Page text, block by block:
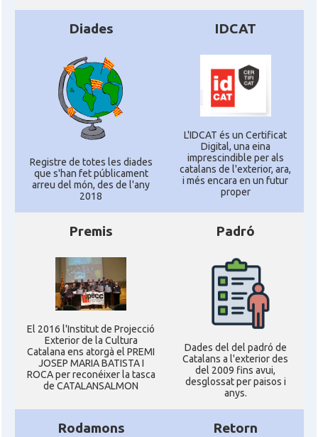
Diades
Registre de totes les diades
que s'han fet públicament
arreu del món, des de l'any
2018
IDCAT
L'IDCAT és un Certificat
Digital, una eina
imprescindible per als
catalans de l'exterior, ara,
i més encara en un futur
proper
Premis
El 2016 l'Institut de Projecció
Exterior de la Cultura
Catalana ens atorgà el PREMI
JOSEP MARIA BATISTA I
ROCA per reconéixer la tasca
de CATALANSALMON
Padró
Dades del del padró de
Catalans a l'exterior des
del 2009 fins avui,
desglossat per paisos i
anys.
Rodamons Retorn